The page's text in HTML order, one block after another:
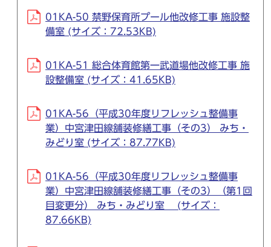
01KA-50 禁野保育所プール他改修工事 施設整
備室 (サイズ：72.53KB)
01KA-51 総合体育館第一武道場他改修工事 施
設整備室 (サイズ：41.65KB)
01KA-56（平成30年度リフレッシュ整備事
業）中宮津田線舗装修繕工事（その3） みち・
みどり室 (サイズ：87.77KB)
01KA-56（平成30年度リフレッシュ整備事
業）中宮津田線舗装修繕工事（その3）（第1回
目変更分） みち・みどり室 (サイズ：
87.66KB)